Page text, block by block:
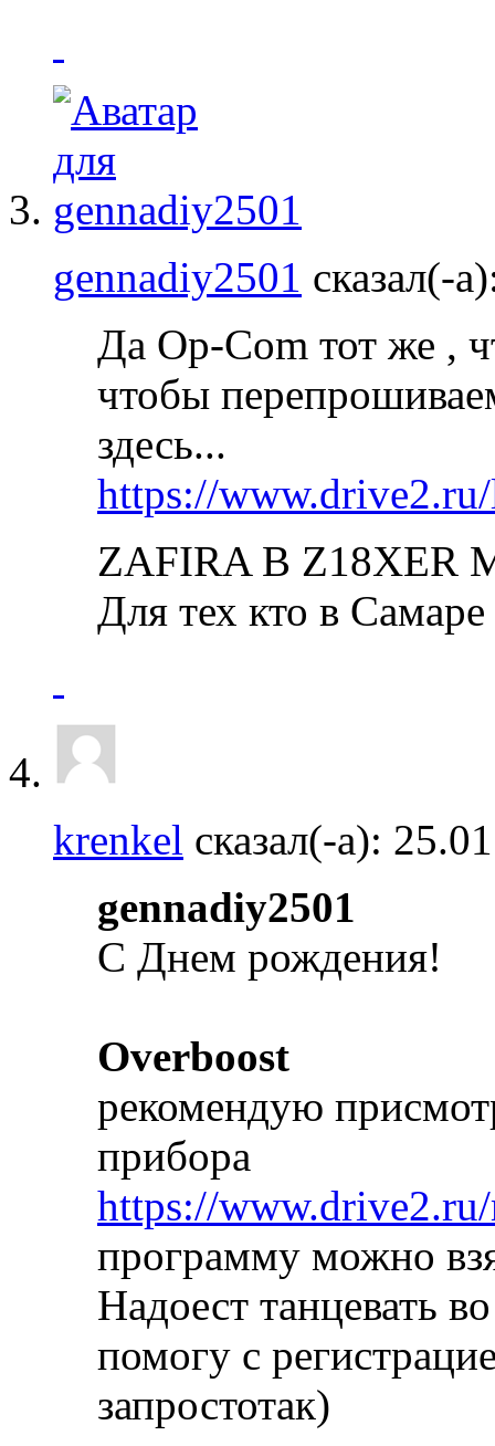
gennadiy2501 сказал(-
Да Op-Com тот же ,
чтобы
здесь...
https://
ZAFIRA B Z18XER
Для тех кто в
krenkel сказал(-а):
gennadiy2501
C Днем рождения!
Overboost
рекомендую
прибора
https://
программу можно
Надоест танцевать
помогу с
запростотак)